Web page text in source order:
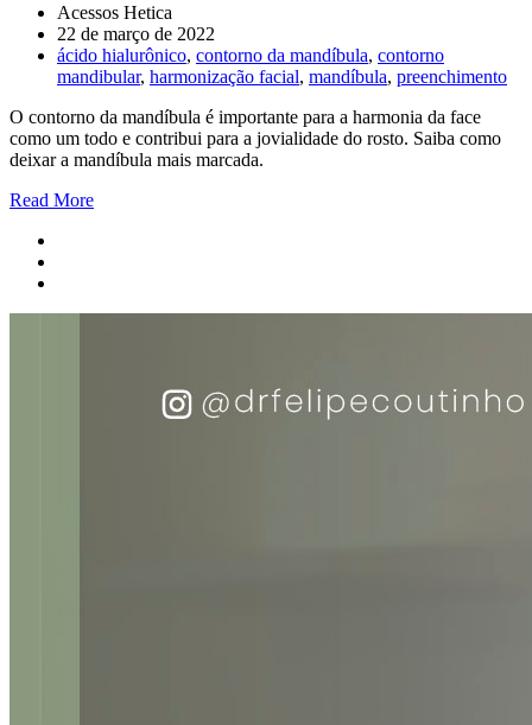
Acessos Hetica
22 de março de 2022
ácido hialurônico, contorno da mandíbula, contorno
mandibular, harmonização facial, mandíbula, preenchimento
O contorno da mandíbula é importante para a harmonia da face
como um todo e contribui para a jovialidade do rosto. Saiba como
deixar a mandíbula mais marcada.
Read More